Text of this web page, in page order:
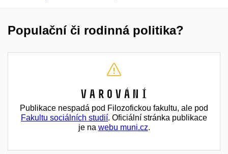
Populační či rodinná politika?
Varování
Publikace nespadá pod Filozofickou fakultu, ale pod
Fakultu sociálních studií. Oficiální stránka publikace
je na webu muni.cz.